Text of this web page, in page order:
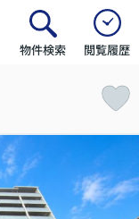
物件検索 閲覧履歴